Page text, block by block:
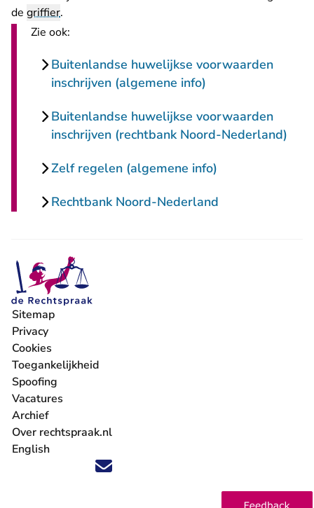
de griffier.
Zie ook:
Buitenlandse huwelijkse voorwaarden
inschrijven (algemene info)
Buitenlandse huwelijkse voorwaarden
inschrijven (rechtbank Noord-Nederland)
Zelf regelen (algemene info)
Rechtbank Noord-Nederland
Volg ons op X (Twitter) - U verlaat Rechtspraak.nl
Volg ons op Facebook - U verlaat Rechtspraak.nl
Volg ons op Instagram - U verlaat Rechtspraak.nl
Volg ons op Youtube - U verlaat Rechtspraak.nl
Volg ons op LinkedIn - U verlaat
'Blijf op de hoogte' nieuwsbrief - U verlaat
Sitemap
Privacy
Cookies
Toegankelijkheid
Spoofing
Vacatures
- U verlaat Rechtspraak.nl
Archief
Over rechtspraak.nl
English